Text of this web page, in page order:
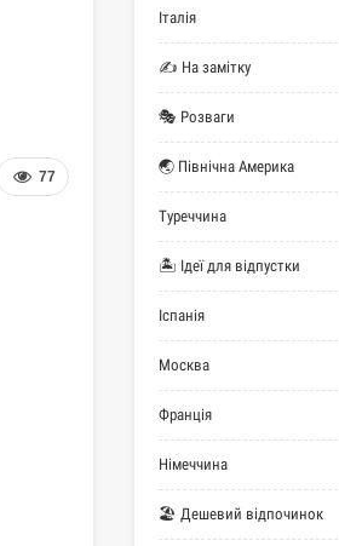
77
Італія
✍ На замітку
🎭 Розваги
🌏 Північна Америка
Туреччина
🏝 Ідеї для відпустки
Іспанія
Москва
Франція
Німеччина
🏖 Дешевий відпочинок